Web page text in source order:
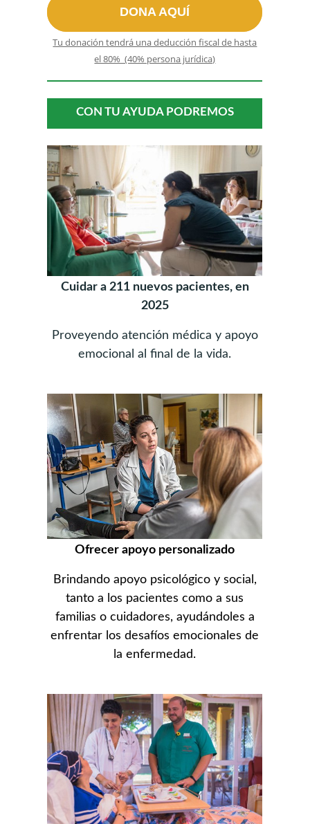
DONA AQUÍ
Tu donación tendrá una deducción fiscal de hasta
el 80% (40% persona jurídica)
CON TU AYUDA PODREMOS
Cuidar a 211 nuevos pacientes, en
2025
Proveyendo atención médica y apoyo
emocional al final de la vida.
Ofrecer apoyo personalizado
Brindando apoyo psicológico y social,
tanto a los pacientes como a sus
familias o cuidadores, ayudándoles a
enfrentar los desafíos emocionales de
la enfermedad.